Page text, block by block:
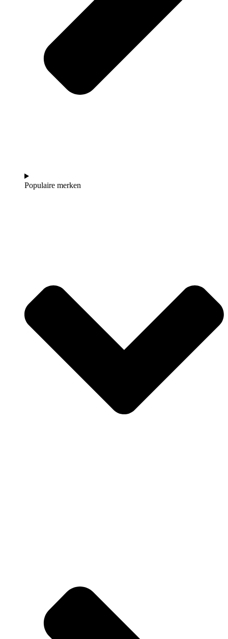
Populaire merken